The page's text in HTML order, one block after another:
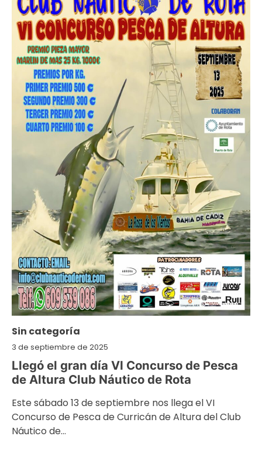
Sin categoría
3 de septiembre de 2025
Llegó el gran día VI Concurso de Pesca
de Altura Club Náutico de Rota
Este sábado 13 de septiembre nos llega el VI
Concurso de Pesca de Curricán de Altura del Club
Náutico de…